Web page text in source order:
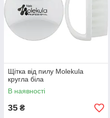
Щітка від пилу Molekula
кругла біла
В наявності
35 ₴